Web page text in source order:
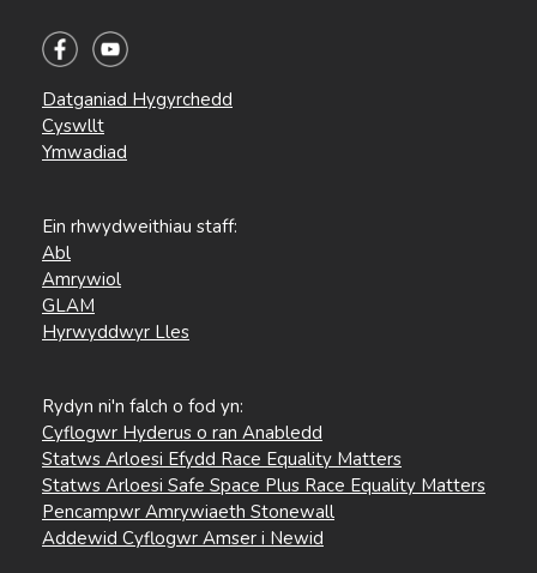
Datganiad Hygyrchedd
Cyswllt
Ymwadiad
Ein rhwydweithiau staff:
Abl
Amrywiol
GLAM
Hyrwyddwyr Lles
Rydyn ni'n falch o fod yn:
Cyflogwr Hyderus o ran Anabledd
Statws Arloesi Efydd Race Equality Matters
Statws Arloesi Safe Space Plus Race Equality Matters
Pencampwr Amrywiaeth Stonewall
Addewid Cyflogwr Amser i Newid